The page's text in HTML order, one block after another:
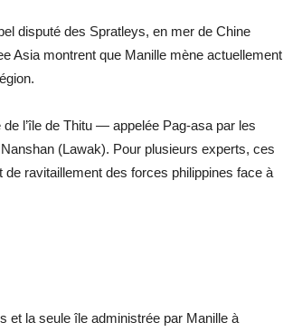
disputé des Spratleys, en mer de Chine
Asia montrent que Manille mène actuellement
l’île de Thitu — appelée Pag-asa par les
(Lawak). Pour plusieurs experts, ces
ravitaillement des forces philippines face à
et la seule île administrée par Manille à